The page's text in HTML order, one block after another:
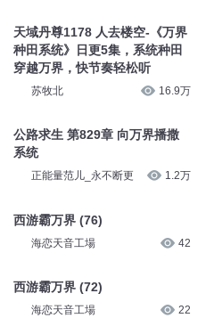
天域丹尊1178 人去楼空-《万界
种田系统》日更5集，系统种田
穿越万界，快节奏轻松听
苏牧北 16.9万
公路求生 第829章 向万界播撒
系统
正能量范儿_永不断更 1.2万
西游霸万界 (76)
海恋天音工場 42
西游霸万界 (72)
海恋天音工場 22